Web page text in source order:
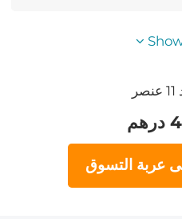
11 عنصر
درهم
عربة التسوق